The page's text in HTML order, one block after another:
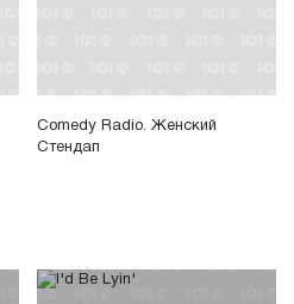
Comedy Radio. Женский
Стендап